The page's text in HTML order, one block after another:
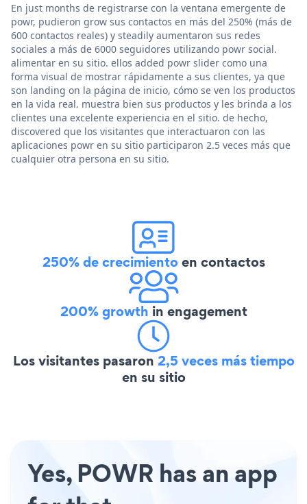
En just months de registrarse con la ventana emergente de
powr, pudieron grow sus contactos en más del 250% (más de
600 contactos reales) y steadily aumentaron sus redes
sociales a más de 6000 seguidores utilizando powr social.
alimentar en su sitio. ellos added powr slider como una
forma visual de mostrar rápidamente a sus clientes, ya que
son landing on la página de inicio, cómo se ven los productos
en la vida real. muestra bien sus productos y les brinda a los
clientes una excelente experiencia en el sitio. de hecho,
discovered que los visitantes que interactuaron con las
aplicaciones powr en su sitio participaron 2.5 veces más que
cualquier otra persona en su sitio.
250% de crecimientoen contactos
200% growth in engagement
Los visitantes pasaron 2,5 veces más tiempo
en su sitio
Yes, POWR has an app